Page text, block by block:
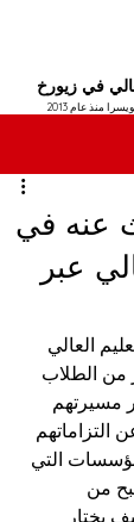
في زيورخ
منذ عام 2013
عنه في
عبر
العالي
من الطلاب
مسيرتهم
التزاماتهم
التي
من
يختار